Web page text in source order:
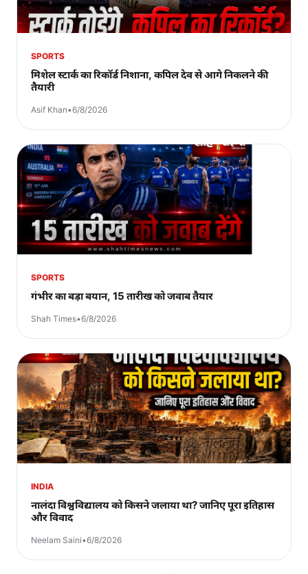
SPORTS
मिशेल स्टार्क का रिकॉर्ड निशाना, कपिल देव से आगे निकलने की
तैयारी
Asif Khan•6/8/2026
SPORTS
गंभीर का बड़ा बयान, 15 तारीख को जवाब तैयार
Shah Times•6/8/2026
INDIA
नालंदा विश्वविद्यालय को किसने जलाया था? जानिए पूरा इतिहास
और विवाद
Neelam Saini•6/8/2026